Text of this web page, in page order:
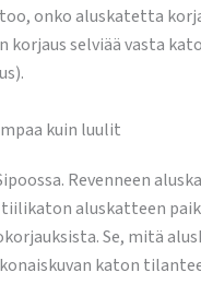
onko aluskatetta
selviää vasta
kuin luulit
Revenneen
aluskatteen
Se, mitä
katon